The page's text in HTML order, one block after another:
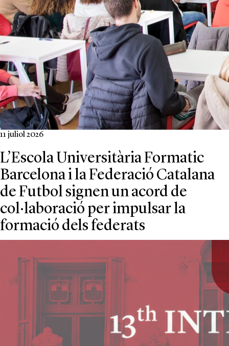
11 juliol 2026
L’Escola Universitària Formatic
Barcelona i la Federació Catalana
de Futbol signen un acord de
col·laboració per impulsar la
formació dels federats